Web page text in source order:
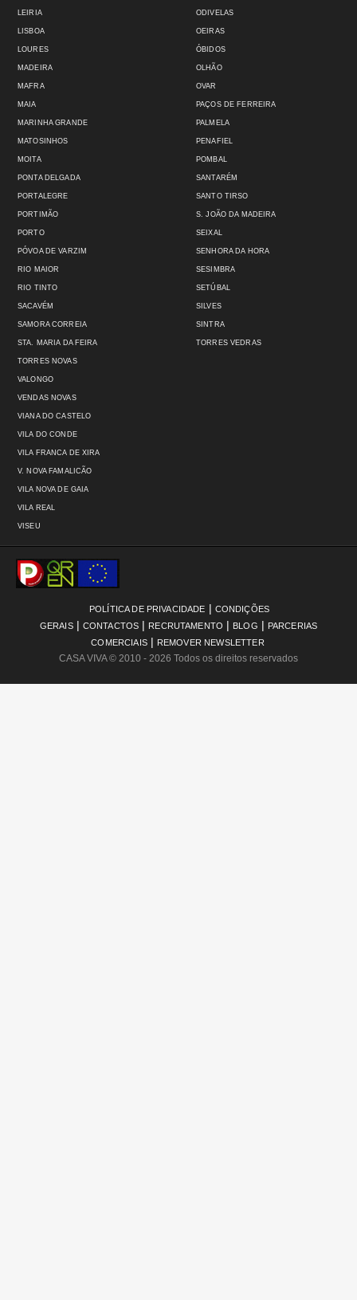
LEIRIA
LISBOA
LOURES
MADEIRA
MAFRA
MAIA
MARINHA GRANDE
MATOSINHOS
MOITA
ODIVELAS
OEIRAS
ÓBIDOS
OLHÃO
OVAR
PAÇOS DE FERREIRA
PALMELA
PENAFIEL
POMBAL
PONTA DELGADA
PORTALEGRE
PORTIMÃO
PORTO
PÓVOA DE VARZIM
RIO MAIOR
RIO TINTO
SACAVÉM
SAMORA CORREIA
STA. MARIA DA FEIRA
SANTARÉM
SANTO TIRSO
S. JOÃO DA MADEIRA
SEIXAL
SENHORA DA HORA
SESIMBRA
SETÚBAL
SILVES
SINTRA
TORRES VEDRAS
TORRES NOVAS
VALONGO
VENDAS NOVAS
VIANA DO CASTELO
VILA DO CONDE
VILA FRANCA DE XIRA
V. NOVA FAMALICÃO
VILA NOVA DE GAIA
VILA REAL
VISEU
POLÍTICA DE PRIVACIDADE | CONDIÇÕES
GERAIS | CONTACTOS | RECRUTAMENTO | BLOG | PARCERIAS
COMERCIAIS | REMOVER NEWSLETTER
CASA VIVA© 2010 - 2026 Todos os direitos reservados